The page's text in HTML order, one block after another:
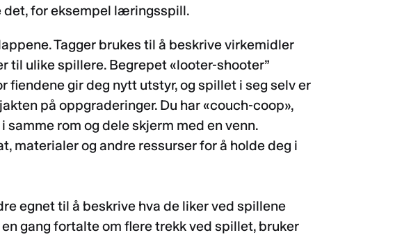
det, for eksempel læringsspill.
Tagger brukes til å beskrive virkemidler
til ulike spillere. Begrepet «looter-shooter”
gir deg nytt utstyr, og spillet i seg selv er
på oppgraderinger. Du har «couch-coop»,
rom og dele skjerm med en venn.
materialer og andre ressurser for å holde deg i
egnet til å beskrive hva de liker ved spillene
gang fortalte om flere trekk ved spillet, bruker